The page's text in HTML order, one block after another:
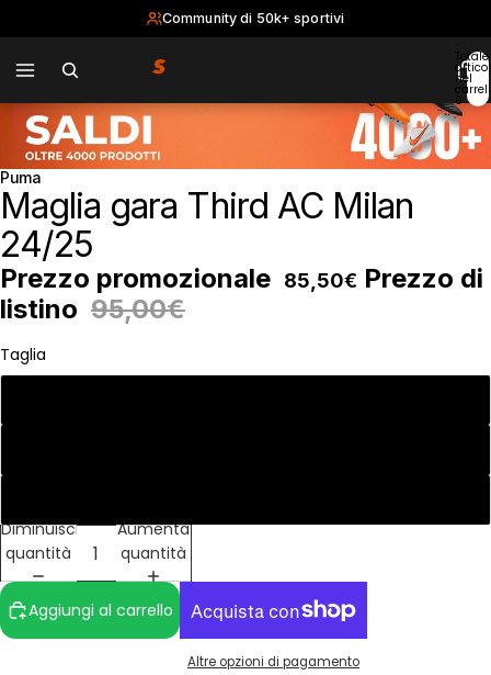
Community di 50k+ sportivi
Totale
nel
0
Puma
Maglia gara Third AC Milan
24/25
Prezzo promozionale 85,50€ Prezzo di
listino 95,00€
Taglia
Diminuisci
quantità
Aumenta
quantità
Aggiungi al carrello
Altre opzioni di pagamento